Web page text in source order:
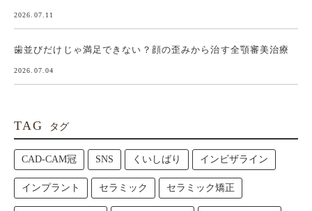
2026.07.11
歯並びだけじゃ満足できない？顔の歪みから治す全顎審美治療
2026.07.04
TAG タグ
CAD-CAM冠 SNS くいしばり インビザライン
インプラント セラミック セラミック矯正